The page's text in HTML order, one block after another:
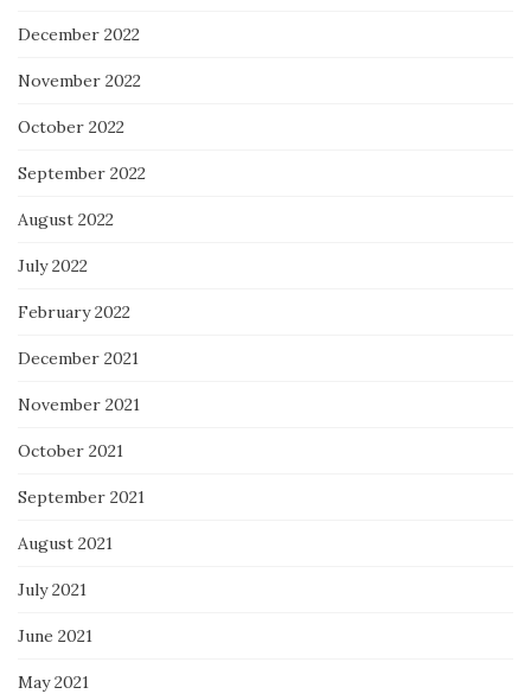
December 2022
November 2022
October 2022
September 2022
August 2022
July 2022
February 2022
December 2021
November 2021
October 2021
September 2021
August 2021
July 2021
June 2021
May 2021